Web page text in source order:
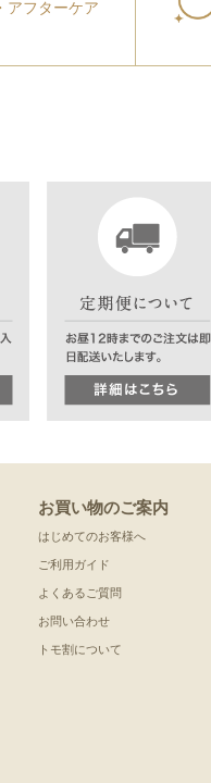
アフターケア
お買い物のご案内
はじめてのお客様へ
ご利用ガイド
よくあるご質問
お問い合わせ
トモ割について